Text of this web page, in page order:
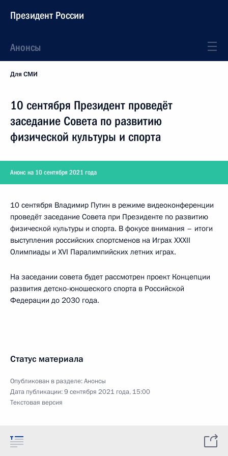
Президент России
Анонсы
Для СМИ
10 сентября Президент проведёт
заседание Совета по развитию
физической культуры и спорта
Анонс на 10 сентября 2021 года
10 сентября Владимир Путин в режиме видеоконференции
проведёт заседание Совета при Президенте по развитию
физической культуры и спорта. В фокусе внимания – итоги
выступления российских спортсменов на Играх XXXII
Олимпиады и XVI Паралимпийских летних играх.
На заседании совета будет рассмотрен проект Концепции
развития детско-юношеского спорта в Российской
Федерации до 2030 года.
Статус материала
Опубликован в разделе:Анонсы
Дата публикации:9 сентября 2021 года, 15:00
Текстовая версия